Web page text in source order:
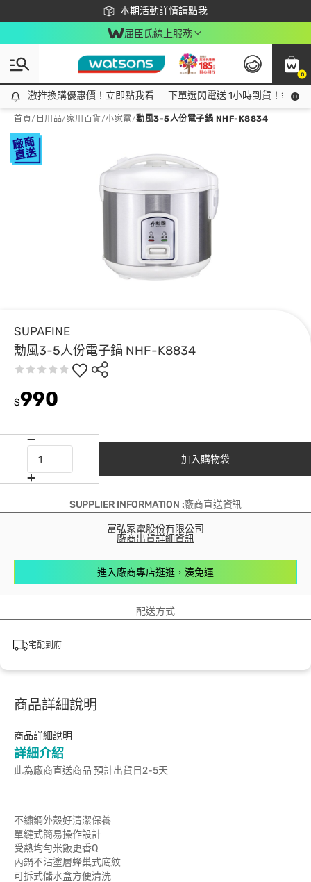
本期活動詳情請點我
下載app最高回饋$350
屈臣氏線上服務
0
激推換購優惠價！立即點我看
激推換購優惠價！立即點我看 下單選閃電送 1小時到貨！領神
首頁/ 日用品/ 家用百貨/小家電/勳風3-5人份電子鍋 NHF-K8834
SUPAFINE
勳風3-5人份電子鍋 NHF-K8834
$990
加入購物袋
SUPPLIER INFORMATION :廠商直送資訊
富弘家電股份有限公司
廠商出貨詳細資訊
進入廠商專店逛逛，湊免運
配送方式
宅配到府
商品詳細說明
商品詳細說明
詳細介紹
此為廠商直送商品 預計出貨日2-5天
不鏽鋼外殼好清潔保養
單鍵式簡易操作設計
受熱均勻米飯更香Q
內鍋不沾塗層蜂巢式底紋
可拆式儲水盒方便清洗